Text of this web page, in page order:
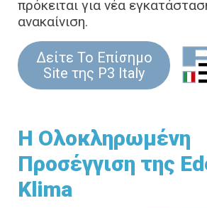
πρόκειται για νέα
ανακαίνιση.
Δείτε Το Επίσημο
Site της P3 Italy
Η Ολοκληρωμένη
Προσέγγιση της
Klima